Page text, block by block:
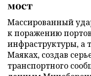
мост
Массированный
к поражению
инфраструктуры, а
Маяках, создав
транспортного